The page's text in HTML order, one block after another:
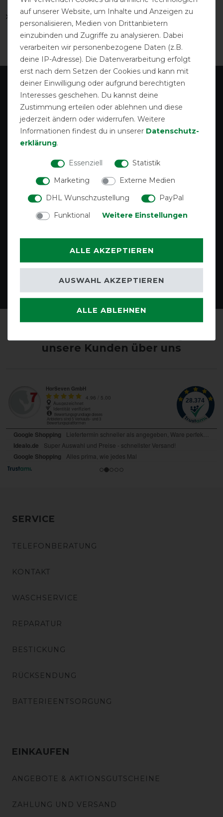
Back on Track Fleecedecke
dicke Decke zum Einkuscheln
Gutscheine
Deckenwäsche
Deckenreparatur
Blog
unsere Kunden über uns
SERVICE
TELEFONBERATUNG
KONTAKT
WASCHSERVICE
REPARATUR
BESTICKUNG
RÜCKSENDUNG
BATTERIEENTSORGUNG
EINKAUFEN
ANGEBOTE & AKTIONSGUTSCHEINE
ZAHLUNG UND VERSAND
auf unserer Website, um Inhalte und Anzeigen zu
personalisieren, Medien von Drittanbietern
einzubinden und Zugriffe zu analysieren. Dabei
verarbeiten wir personenbezogene Daten (z.B.
deine IP-Adresse). Die Datenverarbeitung erfolgt
erst nach dem Setzen der Cookies und kann mit
deiner Einwilligung oder aufgrund berechtigten
Interesses geschehen. Du kannst deine
Zustimmung erteilen oder ablehnen und diese
jederzeit ändern oder widerrufen. Weitere
Informationen findest du in unserer Daten­schutz­
erklärung.
Essenziell
Statistik
Marketing
Externe Medien
DHL Wunschzustellung
PayPal
Funktional
Weitere Einstellungen
ALLE AKZEPTIEREN
ALLE ABLEHNEN
AUSWAHL AKZEPTIEREN